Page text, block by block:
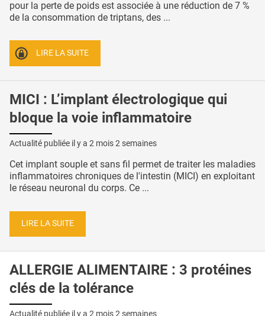
pour la perte de poids est associée à une réduction de 7 %
de la consommation de triptans, des ...
LIRE LA SUITE
MICI : L’implant électrologique qui
bloque la voie inflammatoire
Actualité publiée il y a 2 mois 2 semaines
Cet implant souple et sans fil permet de traiter les maladies
inflammatoires chroniques de l'intestin (MICI) en exploitant
le réseau neuronal du corps. Ce ...
LIRE LA SUITE
ALLERGIE ALIMENTAIRE : 3 protéines
clés de la tolérance
Actualité publiée il y a 2 mois 2 semaines